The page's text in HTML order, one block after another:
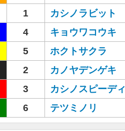
1 カシノラビット
4 キョウワコウキ
5 ホクトサクラ
2 カノヤデンゲキ
3 カシノスピーディ
6 テツミノリ